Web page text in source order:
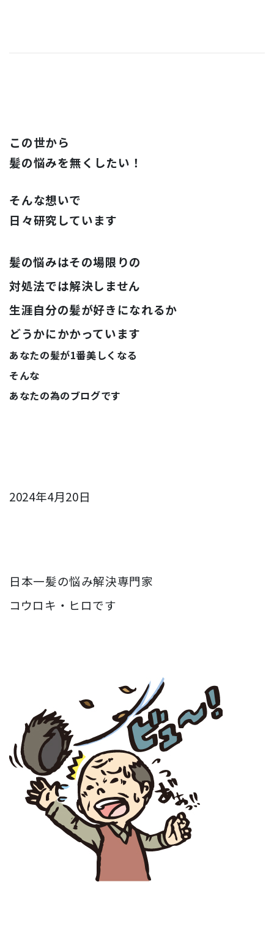
この世から
髪の悩みを無くしたい！
そんな想いで
日々研究しています
髪の悩みはその場限りの
対処法では解決しません
生涯自分の髪が好きになれるか
どうかにかかっています
あなたの髪が1番美しくなる
そんな
あなたの為のブログです
2024年4月20日
日本一髪の悩み解決専門家
コウロキ・ヒロです